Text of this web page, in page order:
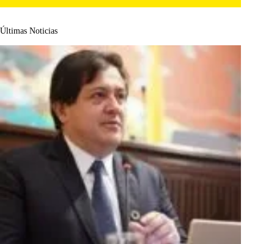
Últimas Noticias